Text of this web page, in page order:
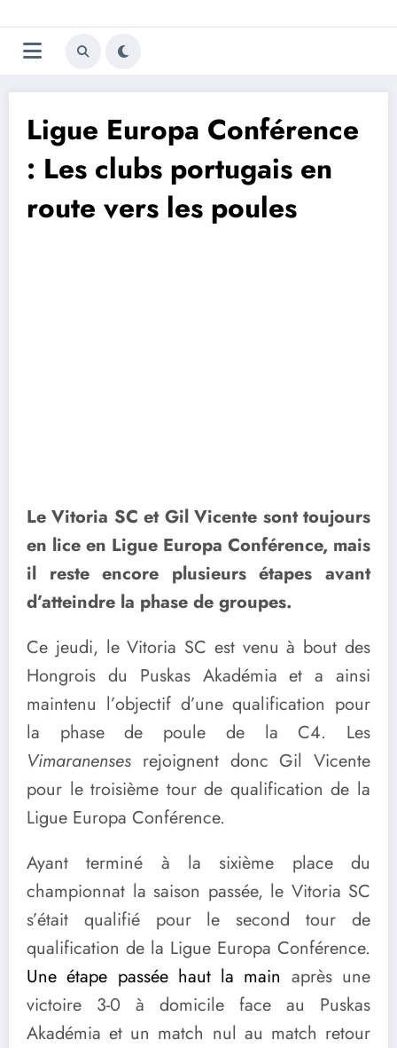
au
contenu
Trivela
L'actualité du football
Ligue Europa Conférence
: Les clubs portugais en
route vers les poules
Le Vitoria SC et Gil Vicente sont toujours
en lice en Ligue Europa Conférence, mais
il reste encore plusieurs étapes avant
d’atteindre la phase de groupes.
Ce jeudi, le Vitoria SC est venu à bout des
Hongrois du Puskas Akadémia et a ainsi
maintenu l’objectif d’une qualification pour
la phase de poule de la C4. Les
Vimaranenses rejoignent donc Gil Vicente
pour le troisième tour de qualification de la
Ligue Europa Conférence.
Ayant terminé à la sixième place du
championnat la saison passée, le Vitoria SC
s’était qualifié pour le second tour de
qualification de la Ligue Europa Conférence.
Une étape passée haut la main après une
victoire 3-0 à domicile face au Puskas
Akadémia et un match nul au match retour